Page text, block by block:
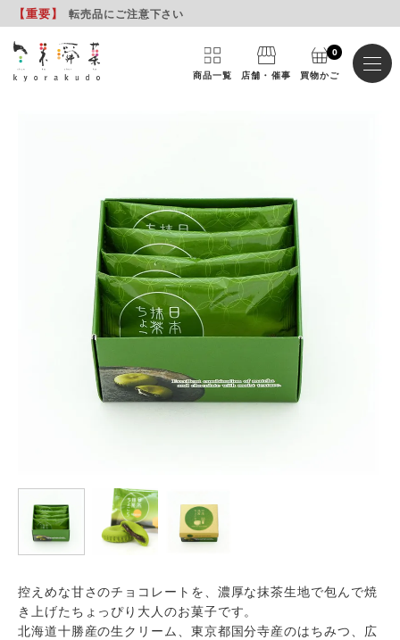
【重要】 転売品にご注意下さい
商品一覧 店舗・催事 買物かご
0
控えめな甘さのチョコレートを、濃厚な抹茶生地で包んで焼
き上げたちょっぴり大人のお菓子です。
北海道十勝産の生クリーム、東京都国分寺産のはちみつ、広